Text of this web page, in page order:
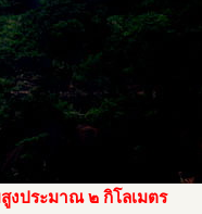
งประมาณ ๒ กิโลเมตร